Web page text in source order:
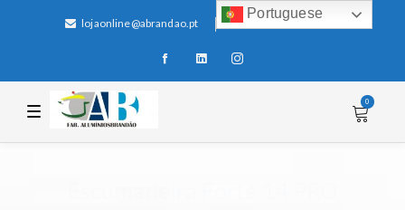
lojaonline@abrandao.pt +351 256 600 100
T
0
Portuguese